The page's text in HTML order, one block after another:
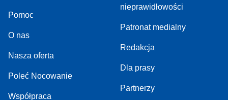
Pomoc
O nas
Nasza oferta
Poleć Nocowanie
Współpraca
nieprawidłowości
Patronat medialny
Redakcja
Dla prasy
Partnerzy